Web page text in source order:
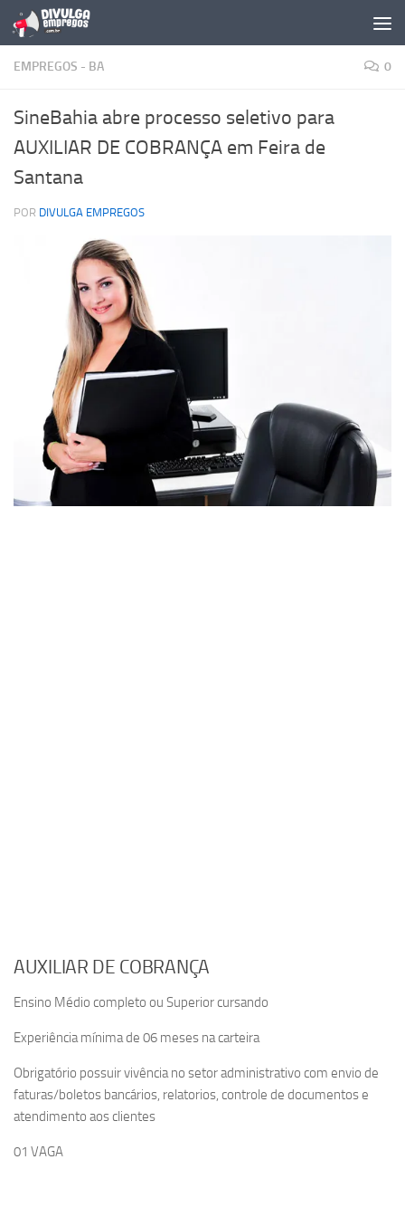
Skip to content
EMPREGOS - BA 0
SineBahia abre processo seletivo para
AUXILIAR DE COBRANÇA em Feira de
Santana
POR DIVULGA EMPREGOS
AUXILIAR DE COBRANÇA
Ensino Médio completo ou Superior cursando
Experiência mínima de 06 meses na carteira
Obrigatório possuir vivência no setor administrativo com envio de
faturas/boletos bancários, relatorios, controle de documentos e
atendimento aos clientes
01 VAGA